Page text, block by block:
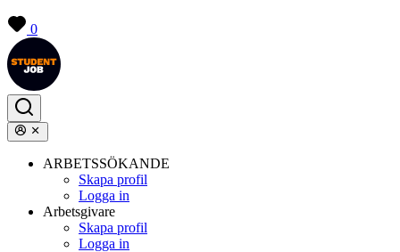
0
ARBETSSÖKANDE
Skapa profil
Logga in
Arbetsgivare
Skapa profil
Logga in